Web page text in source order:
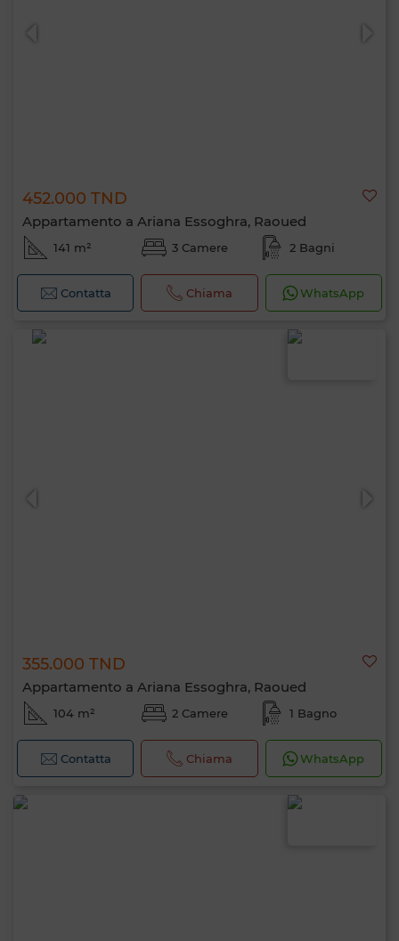
452.000 TND
Appartamento a Ariana Essoghra, Raoued
141 m² 3 Camere 2 Bagni
Contatta Chiama WhatsApp
355.000 TND
Appartamento a Ariana Essoghra, Raoued
104 m² 2 Camere 1 Bagno
Contatta Chiama WhatsApp